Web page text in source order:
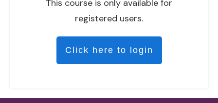
This course is only available for
registered users.
Click here to login